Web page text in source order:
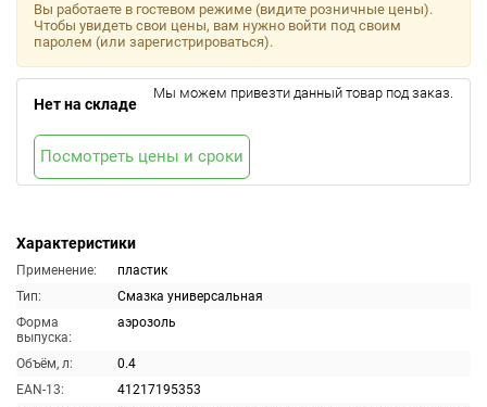
Характеристики
Применение:
пластик
Тип:
Смазка универсальная
Форма
выпуска:
аэрозоль
Объём, л:
0.4
EAN-13:
41217195353
Вы работаете в гостевом режиме (видите розничные цены).
Чтобы увидеть свои цены, вам нужно войти под своим
паролем (или зарегистрироваться).
Нет на складе
Мы можем привезти данный товар под заказ.
Посмотреть цены и сроки